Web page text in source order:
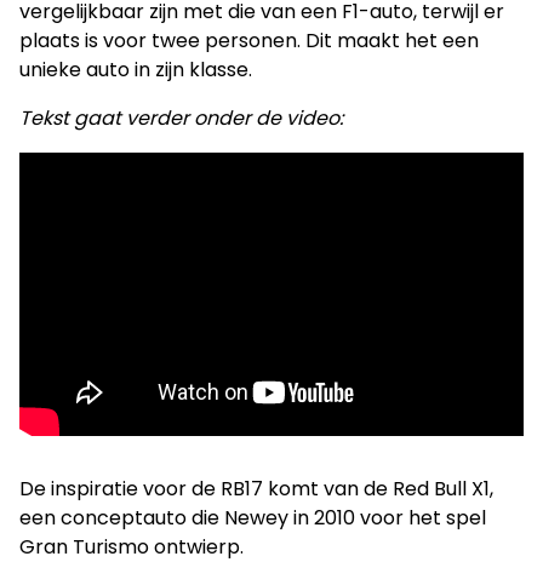
vergelijkbaar zijn met die van een F1-auto, terwijl er
plaats is voor twee personen. Dit maakt het een
unieke auto in zijn klasse.
Tekst gaat verder onder de video:
De inspiratie voor de RB17 komt van de Red Bull X1,
een conceptauto die Newey in 2010 voor het spel
Gran Turismo ontwierp.